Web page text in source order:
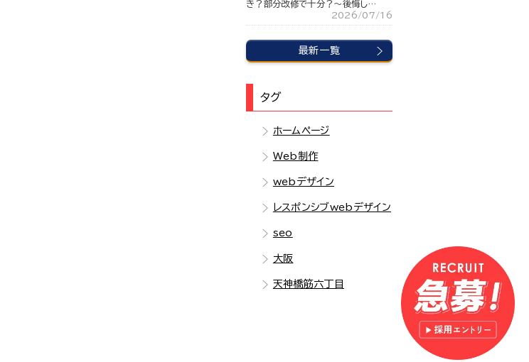
き？部分改修で十分？〜後悔し…
2026/07/16
最新一覧
タグ
ホームページ
Web制作
webデザイン
レスポンシブwebデザイン
seo
大阪
天神橋筋六丁目